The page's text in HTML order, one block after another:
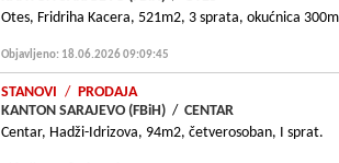
Otes, Fridriha Kacera, 521m2, 3 sprata, okućnica
Objavljeno: 18.06.2026 09:09:45
STANOVI / PRODAJA
KANTON SARAJEVO (FBiH) / CENTAR
Centar, Hadži-Idrizova, 94m2, četverosoban, I sprat.